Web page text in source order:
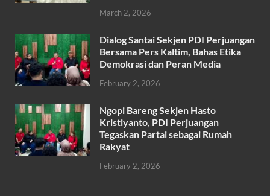
March 2, 2026
Dialog Santai Sekjen PDI Perjuangan
Bersama Pers Kaltim, Bahas Etika
Demokrasi dan Peran Media
February 2, 2026
Ngopi Bareng Sekjen Hasto
Kristiyanto, PDI Perjuangan
Tegaskan Partai sebagai Rumah
Rakyat
February 2, 2026